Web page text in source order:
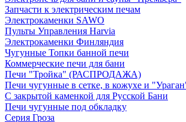
Запчасти к электрическим печам
Электрокаменки SAWO
Пульты Управления Harvia
Электрокаменки Финляндия
Чугунные Топки банной печи
Коммерческие печи для бани
Печи "Тройка" (РАСПРОДАЖА)
Печи чугунные в сетке, в кожухе и
С закрытой каменкой для Русской Бани
Печи чугунные под обкладку
Серия Гроза